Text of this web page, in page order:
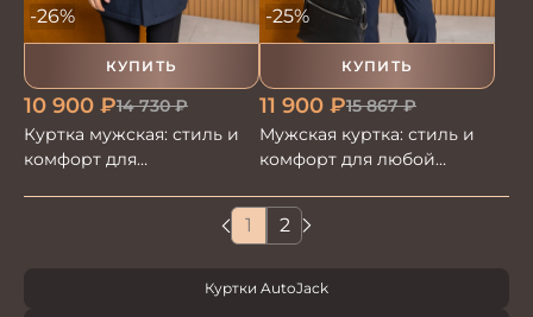
КУПИТЬ
-26%
10 900 ₽14 730₽
Куртка мужская: стиль и
комфорт для
КУПИТЬ
-25%
11 900 ₽15 867₽
Мужская куртка: стиль и
комфорт для любой
1 2
Куртки AutoJack